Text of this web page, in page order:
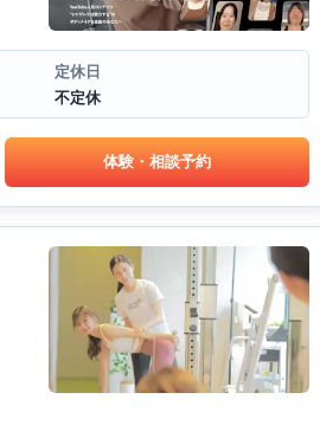
定休日
不定休
体験・相談予約